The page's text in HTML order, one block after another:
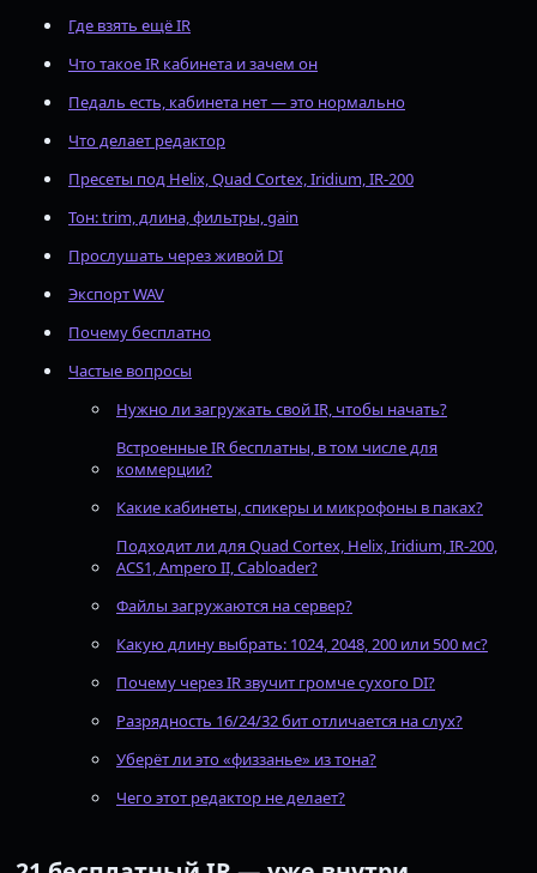
Где взять ещё IR
Что такое IR кабинета и зачем он
Педаль есть, кабинета нет — это нормально
Что делает редактор
Пресеты под Helix, Quad Cortex, Iridium, IR-200
Тон: trim, длина, фильтры, gain
Прослушать через живой DI
Экспорт WAV
Почему бесплатно
Частые вопросы
Нужно ли загружать свой IR, чтобы начать?
Встроенные IR бесплатны, в том числе для
коммерции?
Какие кабинеты, спикеры и микрофоны в паках?
Подходит ли для Quad Cortex, Helix, Iridium, IR-200,
ACS1, Ampero II, Cabloader?
Файлы загружаются на сервер?
Какую длину выбрать: 1024, 2048, 200 или 500 мс?
Почему через IR звучит громче сухого DI?
Разрядность 16/24/32 бит отличается на слух?
Уберёт ли это «физзанье» из тона?
Чего этот редактор не делает?